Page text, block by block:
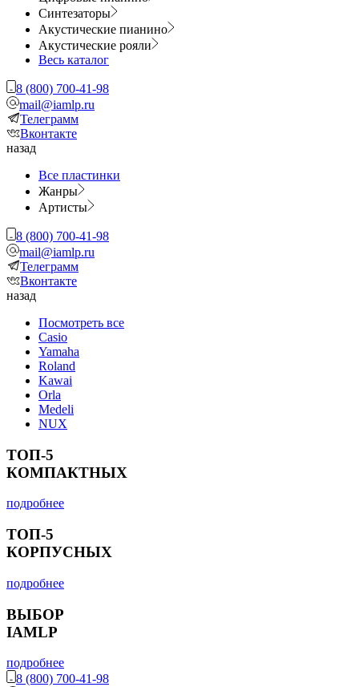
Синтезаторы
Акустические пианино
Акустические рояли
Весь каталог
8 (800) 700-41-98
mail@iamlp.ru
Телеграмм
Вконтакте
назад
Все пластинки
Жанры
Артисты
8 (800) 700-41-98
mail@iamlp.ru
Телеграмм
Вконтакте
назад
Посмотреть все
Casio
Yamaha
Roland
Kawai
Orla
Medeli
NUX
ТОП-5
КОМПАКТНЫХ
подробнее
ТОП-5
КОРПУСНЫХ
подробнее
ВЫБОР
IAMLP
подробнее
8 (800) 700-41-98